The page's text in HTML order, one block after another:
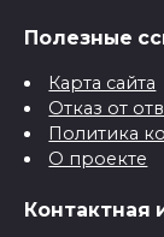
Полезные
Карта сайта
Отказ от
Политика
О проекте
Контактная